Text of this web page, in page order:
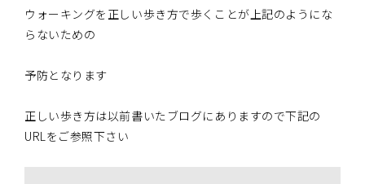
ウォーキングを正しい歩き方で歩くことが上記のようにな
らないための
予防となります
正しい歩き方は以前書いたブログにありますので下記の
URLをご参照下さい